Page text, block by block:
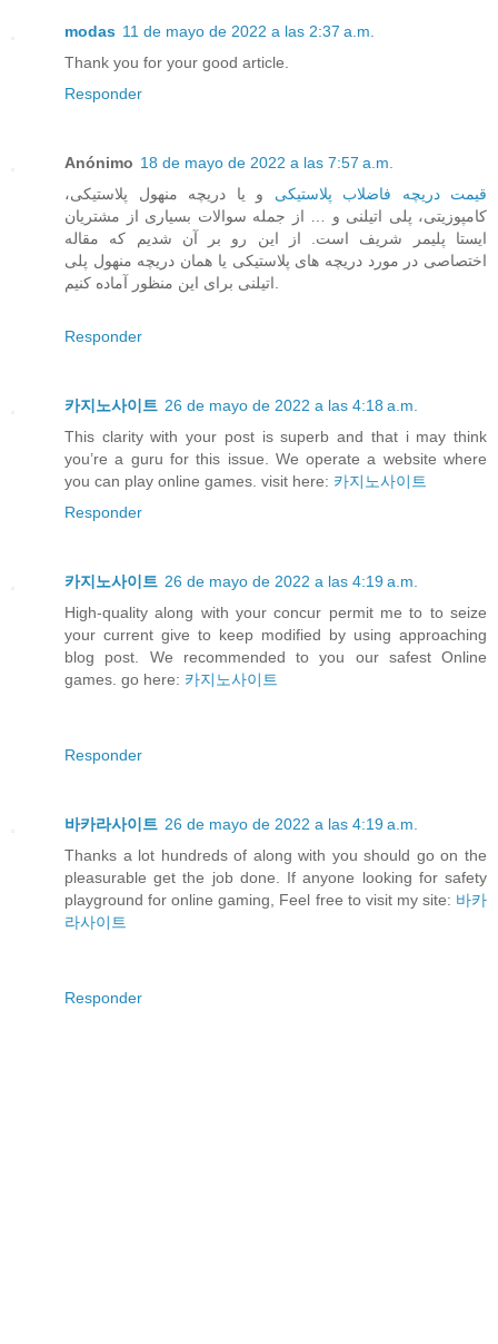
modas 11 de mayo de 2022 a las 2:37 a.m.
Thank you for your good article.
Responder
Anónimo 18 de mayo de 2022 a las 7:57 a.m.
قیمت دریچه فاضلاب پلاستیکی و یا دریچه منهول پلاستیکی،
کامپوزیتی، پلی اتیلنی و … از جمله سوالات بسیاری از مشتریان
ایستا پلیمر شریف است. از این رو بر آن شدیم که مقاله
اختصاصی در مورد دریچه های پلاستیکی یا همان دریچه منهول پلی
اتیلنی برای این منظور آماده کنیم.
Responder
카지노사이트 26 de mayo de 2022 a las 4:18 a.m.
This clarity with your post is superb and that i may think
you’re a guru for this issue. We operate a website where
you can play online games. visit here: 카지노사이트
Responder
카지노사이트 26 de mayo de 2022 a las 4:19 a.m.
High-quality along with your concur permit me to to seize
your current give to keep modified by using approaching
blog post. We recommended to you our safest Online
games. go here: 카지노사이트
Responder
바카라사이트 26 de mayo de 2022 a las 4:19 a.m.
Thanks a lot hundreds of along with you should go on the
pleasurable get the job done. If anyone looking for safety
playground for online gaming, Feel free to visit my site: 바카
라사이트
Responder